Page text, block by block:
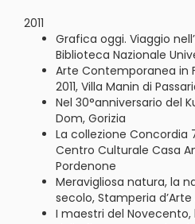
2011
Grafica oggi. Viaggio
Biblioteca Nazionale
Arte Contemporanea in
2011, Villa Manin di
Nel 30°anniversario del
Dom, Gorizia
La collezione Concordia
Centro Culturale Casa
Pordenone
Meravigliosa natura, la
secolo, Stamperia
I maestri del